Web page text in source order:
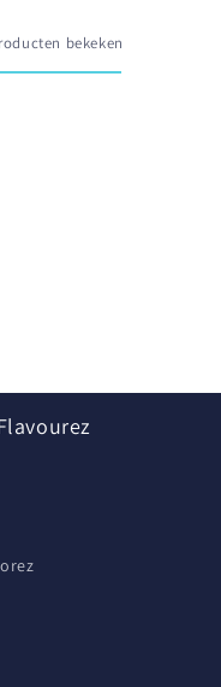
bekeken